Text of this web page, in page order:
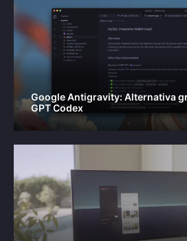
Google Antigravity: Alternativa
GPT Codex